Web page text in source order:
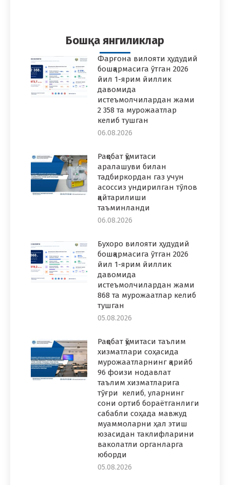
Бошқа янгиликлар
Фарғона вилояти ҳудудий
бошқармасига ўтган 2026
йил 1-ярим йиллик
давомида
истеъмолчилардан жами
2 358 та мурожаатлар
келиб тушган
06.08.2026
Рақобат қўмитаси
аралашуви билан
тадбиркордан газ учун
асоссиз ундирилган тўлов
қайтарилиши
таъминланди
06.08.2026
Бухоро вилояти ҳудудий
бошқармасига ўтган 2026
йил 1-ярим йиллик
давомида
истеъмолчилардан жами
868 та мурожаатлар келиб
тушган
05.08.2026
Рақобат қўмитаси таълим
хизматлари соҳасида
мурожаатларнинг қарийб
96 фоизи нодавлат
таълим хизматларига
тўғри келиб, уларнинг
сони ортиб бораётганлиги
сабабли соҳада мавжуд
муаммоларни ҳал этиш
юзасидан таклифларини
ваколатли органларга
юборди
05.08.2026